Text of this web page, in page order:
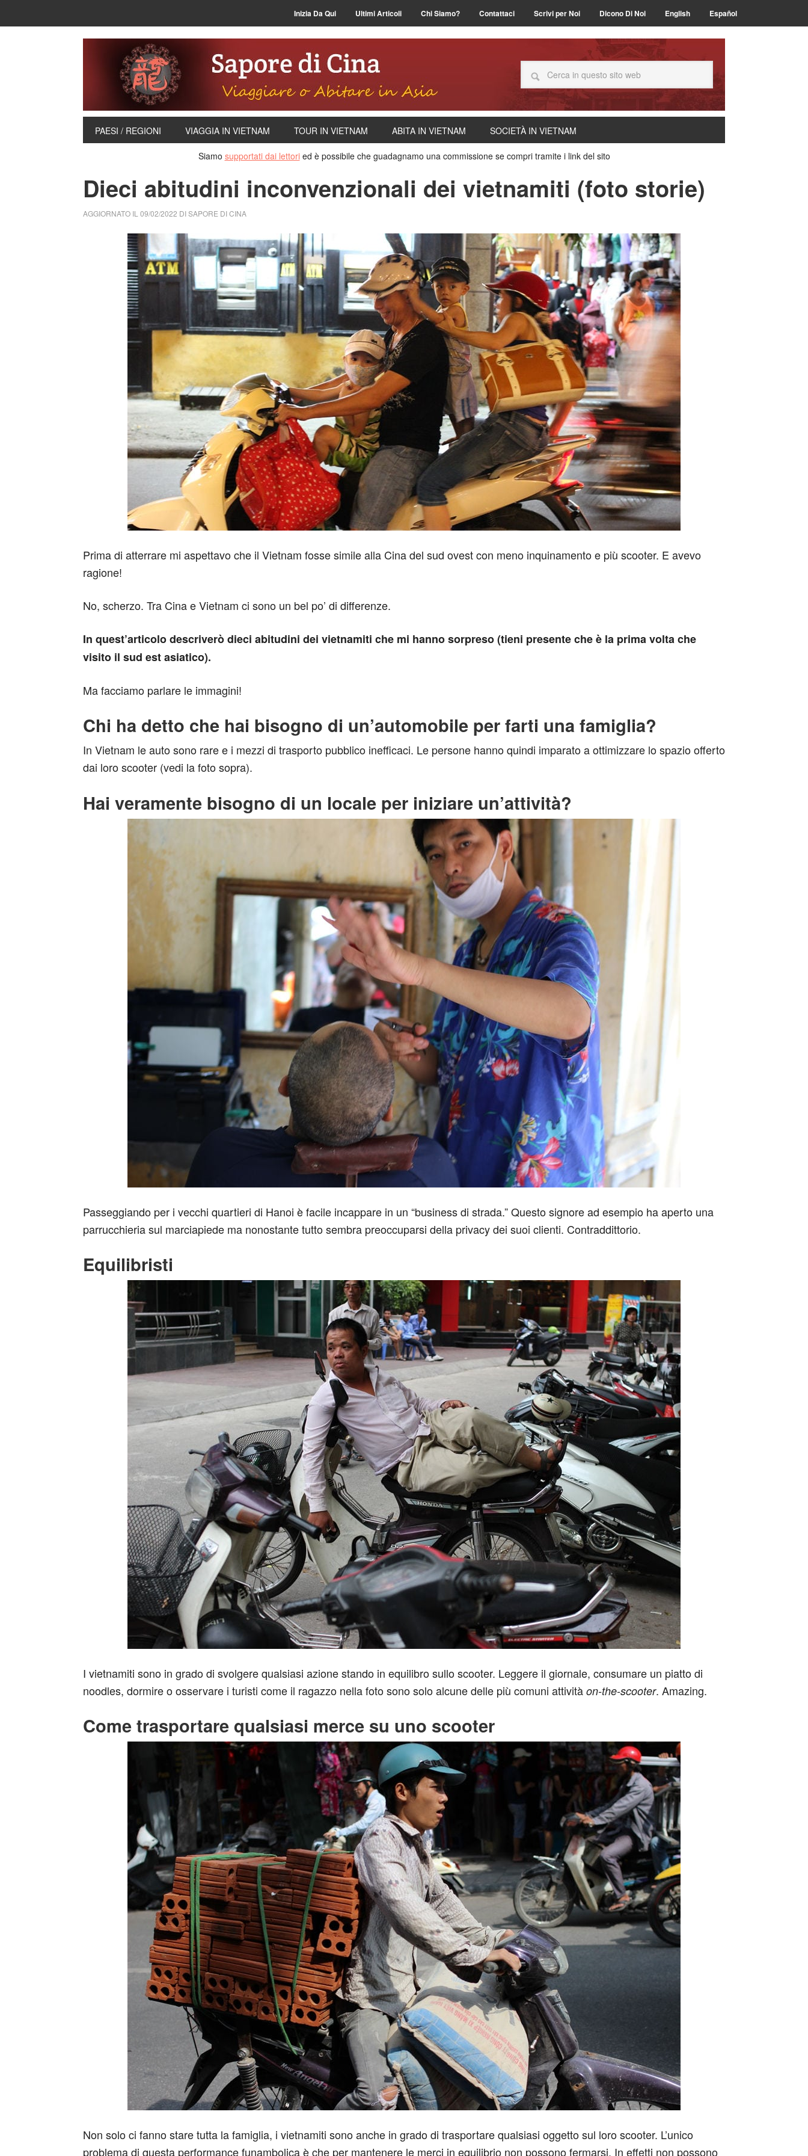
Inizia Da Qui Ultimi Articoli Chi Siamo? Contattaci Scrivi per Noi Dicono Di Noi English Español
PAESI / REGIONI VIAGGIA IN VIETNAM TOUR IN VIETNAM ABITA IN VIETNAM SOCIETÀ IN VIETNAM
Siamo supportati dai lettoried è possibile che guadagnamo una commissione se compri tramite i link del sito
Dieci abitudini inconvenzionali dei vietnamiti (foto storie)
AGGIORNATO IL 09/02/2022 DISAPORE DI CINA
Prima di atterrare mi aspettavo che il Vietnam fosse simile alla Cina del sud ovest con meno inquinamento e più scooter. E avevo
ragione!
No, scherzo. Tra Cina e Vietnam ci sono un bel po’ di differenze.
In quest’articolo descriverò dieci abitudini dei vietnamiti che mi hanno sorpreso (tieni presente che è la prima volta che
visito il sud est asiatico).
Ma facciamo parlare le immagini!
Chi ha detto che hai bisogno di un’automobile per farti una famiglia?
In Vietnam le auto sono rare e i mezzi di trasporto pubblico inefficaci. Le persone hanno quindi imparato a ottimizzare lo spazio offerto
dai loro scooter (vedi la foto sopra).
Hai veramente bisogno di un locale per iniziare un’attività?
Passeggiando per i vecchi quartieri di Hanoi è facile incappare in un “business di strada.” Questo signore ad esempio ha aperto una
parrucchieria sul marciapiede ma nonostante tutto sembra preoccuparsi della privacy dei suoi clienti. Contraddittorio.
Equilibristi
I vietnamiti sono in grado di svolgere qualsiasi azione stando in equilibro sullo scooter. Leggere il giornale, consumare un piatto di
noodles, dormire o osservare i turisti come il ragazzo nella foto sono solo alcune delle più comuni attività on-the-scooter. Amazing.
Come trasportare qualsiasi merce su uno scooter
Non solo ci fanno stare tutta la famiglia, i vietnamiti sono anche in grado di trasportare qualsiasi oggetto sul loro scooter. L’unico
problema di questa performance funambolica è che per mantenere le merci in equilibrio non possono fermarsi. In effetti non possono